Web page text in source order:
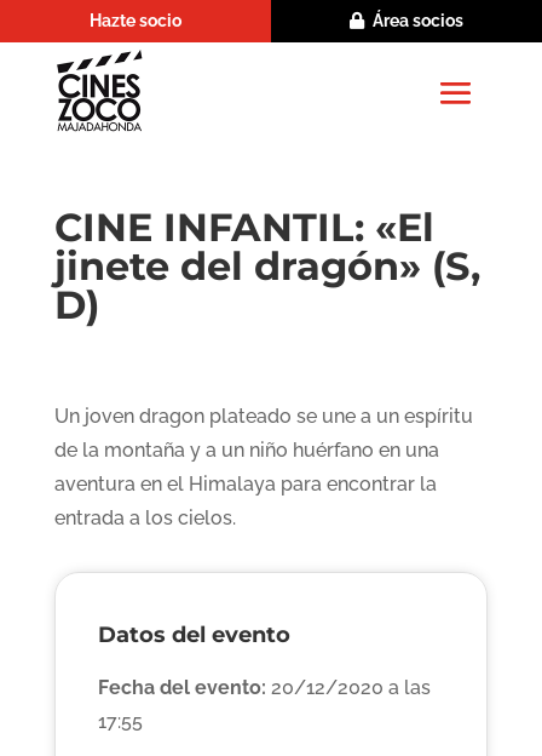
Hazte socio Área socios
CINE INFANTIL: «El
jinete del dragón» (S,
D)
Un joven dragon plateado se une a un espíritu
de la montaña y a un niño huérfano en una
aventura en el Himalaya para encontrar la
entrada a los cielos.
Datos del evento
Fecha del evento: 20/12/2020 a las
17:55